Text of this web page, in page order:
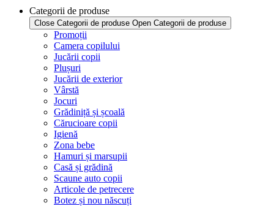
Categorii de produse
Close Categorii de produse Open Categorii de produse
Promoții
Camera copilului
Jucării copii
Plușuri
Jucării de exterior
Vârstă
Jocuri
Grădiniță și școală
Cărucioare copii
Igienă
Zona bebe
Hamuri și marsupii
Casă și grădină
Scaune auto copii
Articole de petrecere
Botez și nou născuți